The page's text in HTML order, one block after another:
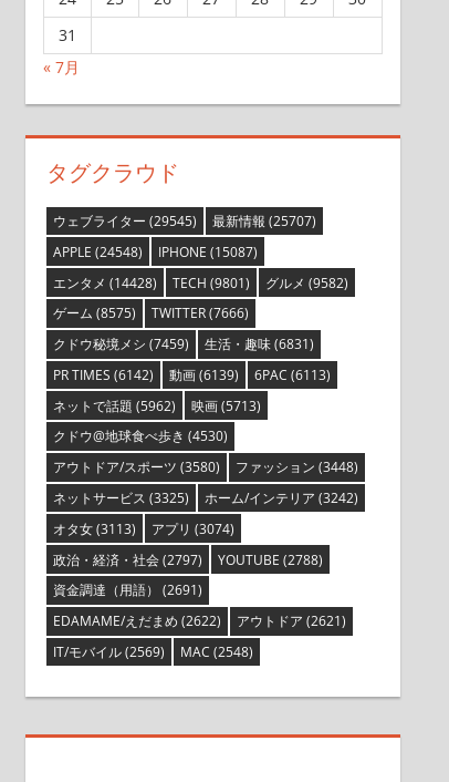
31
« 7月
タグクラウド
ウェブライター (29545) 最新情報 (25707)
APPLE (24548) IPHONE (15087)
エンタメ (14428) TECH (9801) グルメ (9582)
ゲーム (8575) TWITTER(7666)
クドウ秘境メシ (7459) 生活・趣味(6831)
PR TIMES (6142) 動画(6139) 6PAC (6113)
ネットで話題 (5962) 映画(5713)
クドウ@地球食べ歩き (4530)
アウトドア/スポーツ (3580) ファッション (3448)
ネットサービス (3325) ホーム/インテリア (3242)
オタ女(3113) アプリ (3074)
政治・経済・社会(2797) YOUTUBE (2788)
資金調達（用語） (2691)
EDAMAME/えだまめ (2622) アウトドア (2621)
IT/モバイル(2569) MAC (2548)